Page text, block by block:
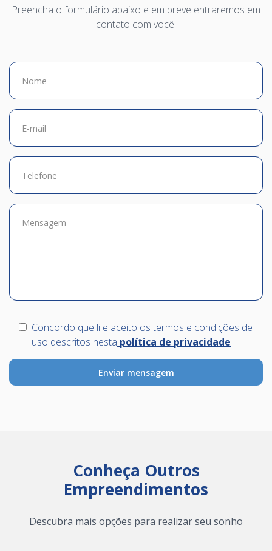
Preencha o formulário abaixo e em breve entraremos em
contato com você.
Concordo que li e aceito os termos e condições de
uso descritos nesta política de privacidade
Conheça Outros
Empreendimentos
Descubra mais opções para realizar seu sonho